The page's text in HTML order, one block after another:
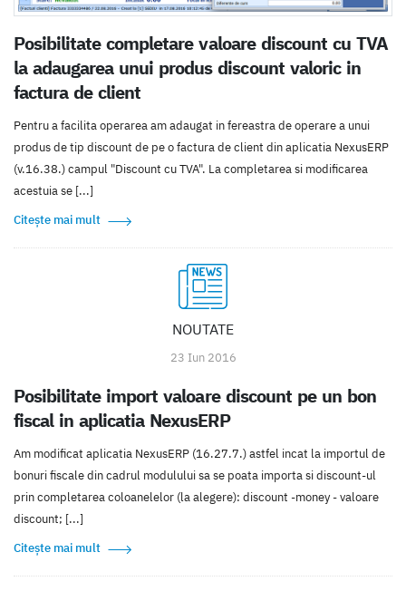
Posibilitate completare valoare discount cu TVA
la adaugarea unui produs discount valoric in
factura de client
Pentru a facilita operarea am adaugat in fereastra de operare a unui
produs de tip discount de pe o factura de client din aplicatia NexusERP
(v.16.38.) campul "Discount cu TVA". La completarea si modificarea
acestuia se [...]
Citește mai mult
NOUTATE
23 Iun 2016
Posibilitate import valoare discount pe un bon
fiscal in aplicatia NexusERP
Am modificat aplicatia NexusERP (16.27.7.) astfel incat la importul de
bonuri fiscale din cadrul modulului sa se poata importa si discount-ul
prin completarea coloanelelor (la alegere): discount -money - valoare
discount; [...]
Citește mai mult